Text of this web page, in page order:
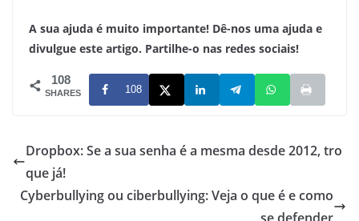
A sua ajuda é muito importante! Dê-nos uma ajuda e
divulgue este artigo. Partilhe-o nas redes sociais!
108
SHARES 108
Dropbox: Se a sua senha é a mesma desde 2012, tro
que já!
Cyberbullying ou ciberbullying: Veja o que é e como